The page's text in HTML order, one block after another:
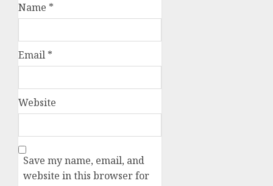
Name *
Email *
Website
Save my name, email, and
website in this browser for